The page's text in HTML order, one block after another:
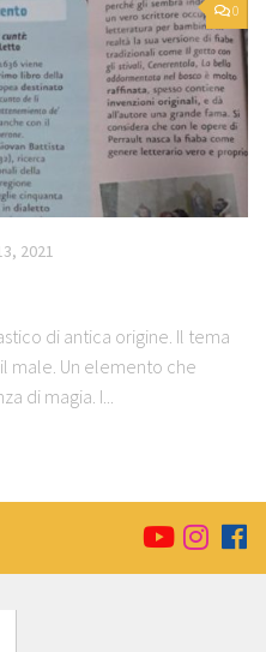
0
2021
di antica origine. Il tema
male. Un elemento che
di magia. I...